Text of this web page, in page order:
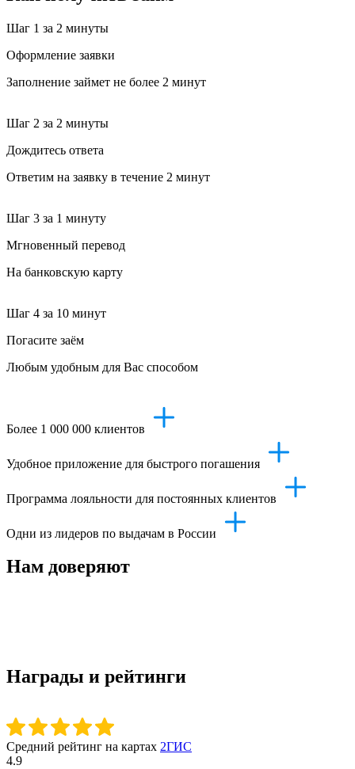
Шаг 1 за 2 минуты
Оформление заявки
Заполнение займет не более 2 минут
Шаг 2 за 2 минуты
Дождитесь ответа
Ответим на заявку в течение 2 минут
Шаг 3 за 1 минуту
Мгновенный перевод
На банковскую карту
Шаг 4 за 10 минут
Погасите заём
Любым удобным для Вас способом
Более 1 000 000 клиентов
Удобное приложение для быстрого погашения
Программа лояльности для постоянных клиентов
Одни из лидеров по выдачам в России
Нам доверяют
Награды и рейтинги
Средний рейтинг на картах 2ГИС
4.9